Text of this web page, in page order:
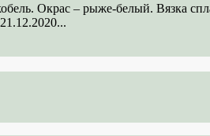
Окрас – рыже-белый. Вязка